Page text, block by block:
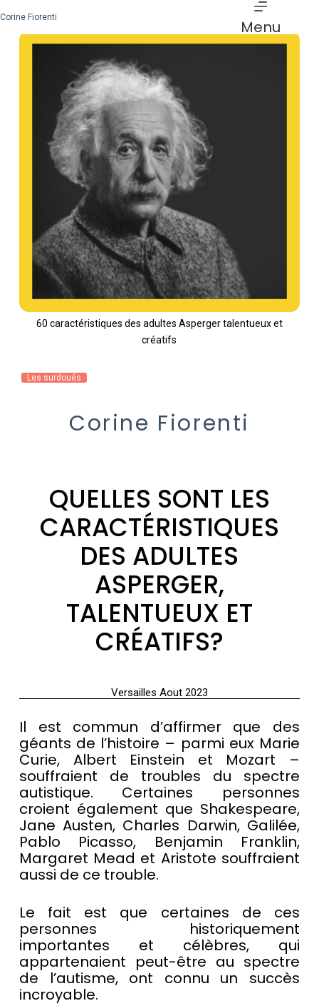
Corine Fiorenti
Menu
60 caractéristiques des adultes Asperger talentueux et
créatifs
Les surdoués
Corine Fiorenti
QUELLES SONT LES
CARACTÉRISTIQUES
DES ADULTES
ASPERGER,
TALENTUEUX ET
CRÉATIFS?
Versailles Aout 2023
Il est commun d’affirmer que des
géants de l’histoire – parmi eux Marie
Curie, Albert Einstein et Mozart –
souffraient de troubles du spectre
autistique. Certaines personnes
croient également que Shakespeare,
Jane Austen, Charles Darwin, Galilée,
Pablo Picasso, Benjamin Franklin,
Margaret Mead et Aristote souffraient
aussi de ce trouble.
Le fait est que certaines de ces
personnes historiquement
importantes et célèbres, qui
appartenaient peut-être au spectre
de l’autisme, ont connu un succès
incroyable.